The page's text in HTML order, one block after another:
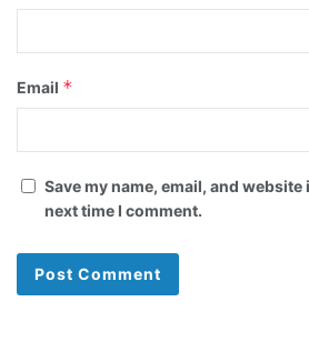
Email *
Save my name, email, and
next time I comment.